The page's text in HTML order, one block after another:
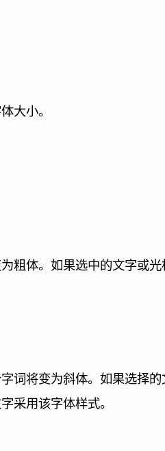
大小。
体。如果选中的文字或
将变为斜体。如果选择
采用该字体样式。